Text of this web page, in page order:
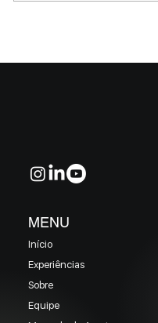
Início
Experiências
Sobre
Equipe
MENU